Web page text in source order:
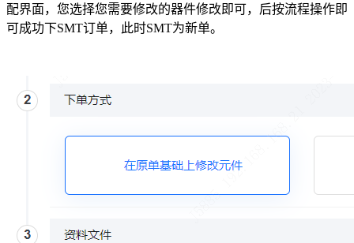
配界面，您选择您需要修改的器件修改即可，后按流程操作即
可成功下SMT订单，此时SMT为新单。